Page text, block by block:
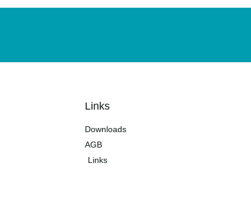
Links
Downloads
AGB
Links